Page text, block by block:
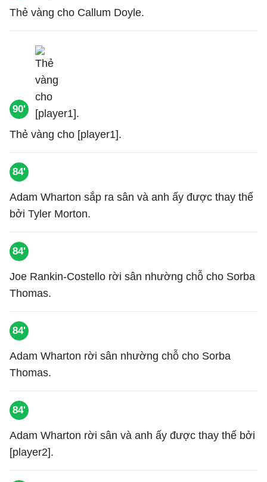
Thẻ vàng cho Callum Doyle.
90'
Thẻ vàng cho [player1].
84'
Adam Wharton sắp ra sân và anh ấy được thay thế
bởi Tyler Morton.
84'
Joe Rankin-Costello rời sân nhường chỗ cho Sorba
Thomas.
84'
Adam Wharton rời sân nhường chỗ cho Sorba
Thomas.
84'
Adam Wharton rời sân và anh ấy được thay thế bởi
[player2].